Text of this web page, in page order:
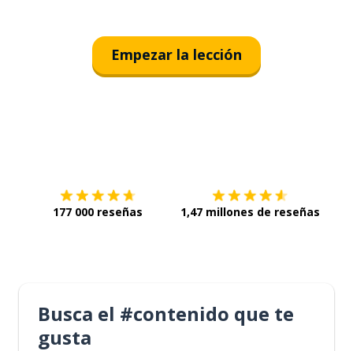
Empezar la lección
177 000 reseñas 1,47 millones de reseñas
Busca el #contenido que te
gusta